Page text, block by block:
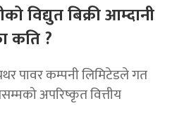
विद्युत बिक्री आम्दानी
कति ?
पावर कम्पनी लिमिटेडले गत
अपरिष्कृत वित्तीय